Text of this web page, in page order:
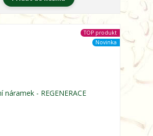
TOP produkt
Novinka